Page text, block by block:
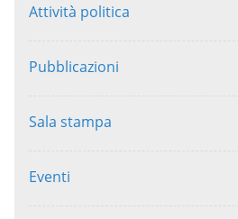
Attività politica
Pubblicazioni
Sala stampa
Eventi